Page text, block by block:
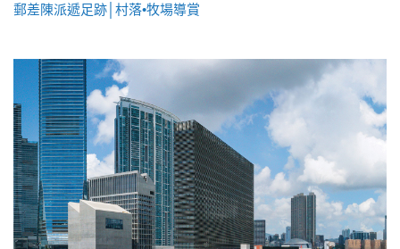
郵差陳派遞足跡│村落•牧場導賞